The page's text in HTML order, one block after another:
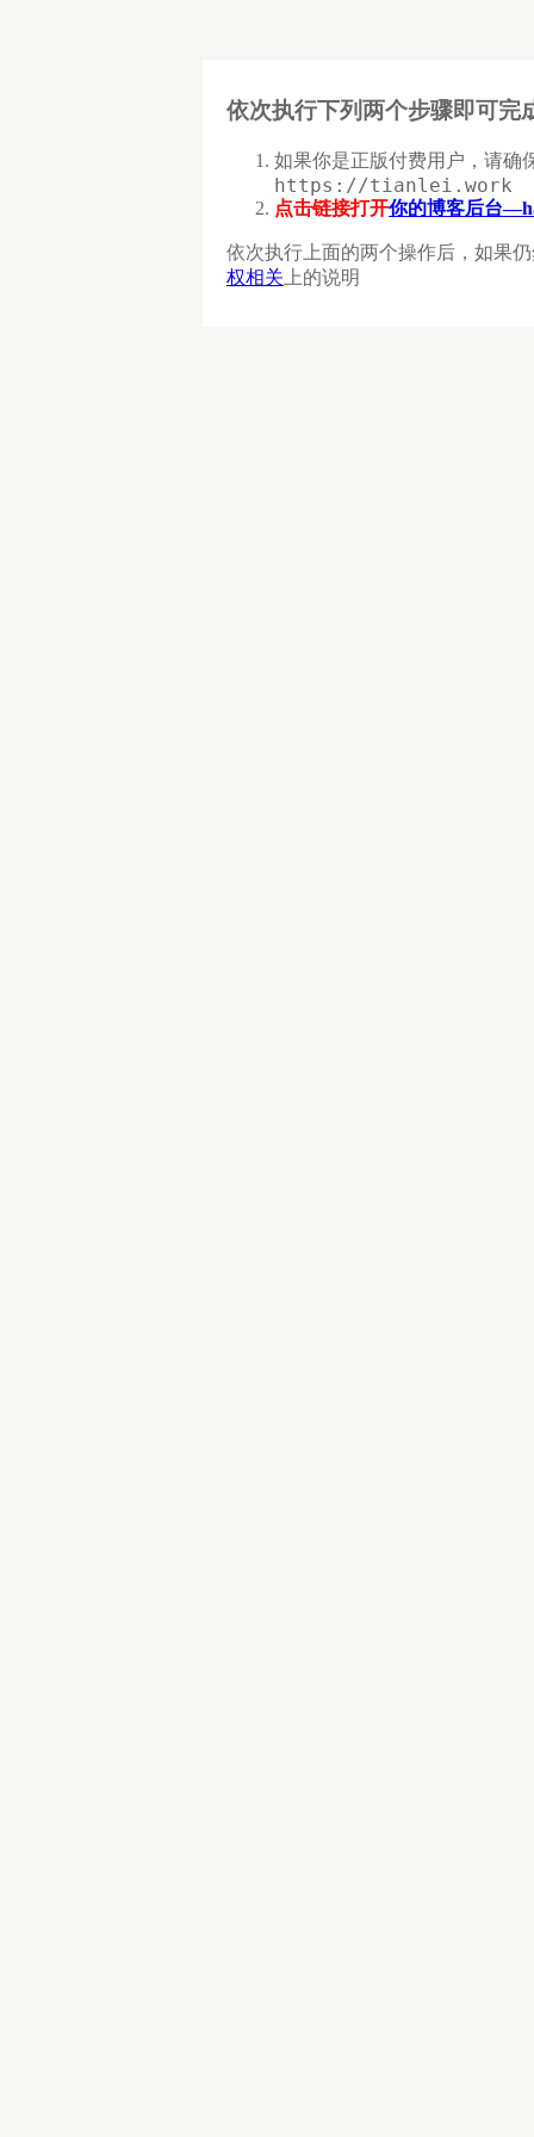
依次执行下列两个步骤即可完
如果你是正版付费用户，请确
https://tianlei.work
点击链接打开你的博客后台
依次执行上面的两个操作后，如果
权相关 上的说明